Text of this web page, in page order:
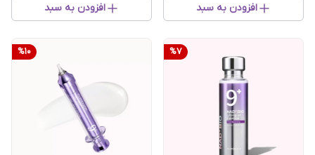
افزودن به سبد افزودن به سبد
%7
%10